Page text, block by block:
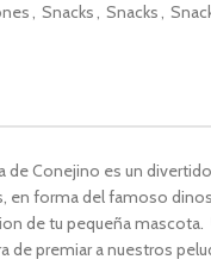
, Snacks, Snacks,
de Conejino es un
en forma del famoso
de tu pequeña
de premiar a nuestros